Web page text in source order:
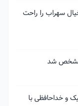
سهراب را راحت
مشخص شد
و خداحافظی با